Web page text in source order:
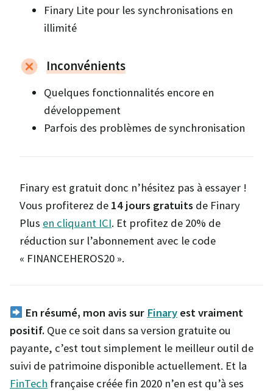
Finary Lite pour les synchronisations en
illimité
Inconvénients
Quelques fonctionnalités encore en
développement
Parfois des problèmes de synchronisation
Finary est gratuit donc n’hésitez pas à essayer !
Vous profiterez de 14 jours gratuits de Finary
Plus en cliquant ICI. Et profitez de 20% de
réduction sur l’abonnement avec le code
« FINANCEHEROS20 ».
En résumé, mon avis sur Finary est vraiment
positif. Que ce soit dans sa version gratuite ou
payante, c’est tout simplement le meilleur outil de
suivi de patrimoine disponible actuellement. Et la
FinTech française créée fin 2020 n’en est qu’à ses